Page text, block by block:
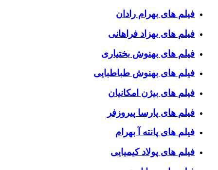
فیلم های بهرام رادان
فیلم های بهزاد فراهانی
فیلم های بهنوش بختیاری
فیلم های بهنوش طباطبایی
فیلم های بیژن امکانیان
فیلم های پارسا پیروزفر
فیلم های پانته آ بهرام
فیلم های پولاد کیمیایی